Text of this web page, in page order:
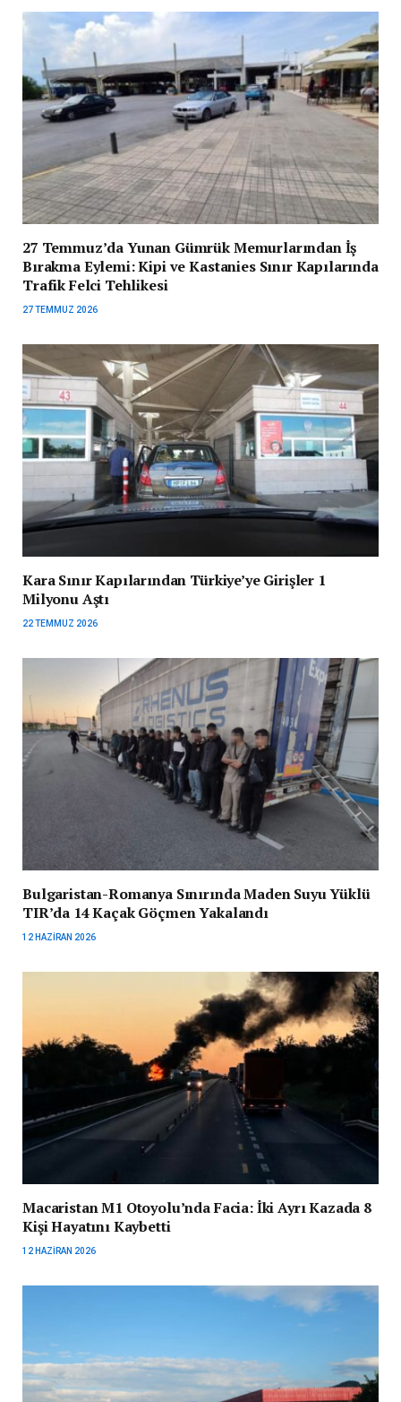
27 Temmuz’da Yunan Gümrük Memurlarından İş
Bırakma Eylemi: Kipi ve Kastanies Sınır Kapılarında
Trafik Felci Tehlikesi
27 TEMMUZ 2026
Kara Sınır Kapılarından Türkiye’ye Girişler 1
Milyonu Aştı
22 TEMMUZ 2026
Bulgaristan-Romanya Sınırında Maden Suyu Yüklü
TIR’da 14 Kaçak Göçmen Yakalandı
12 HAZIRAN 2026
Macaristan M1 Otoyolu’nda Facia: İki Ayrı Kazada 8
Kişi Hayatını Kaybetti
12 HAZIRAN 2026